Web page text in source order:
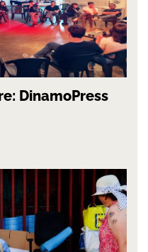
DinamoPress